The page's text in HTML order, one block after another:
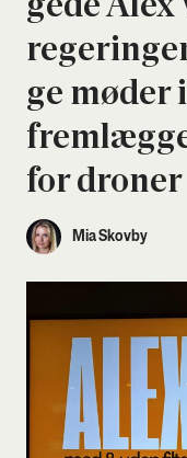
ge møder
for dro­ner
Mia Skovby